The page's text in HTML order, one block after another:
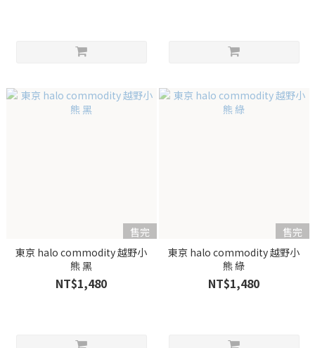
售完
東京 halo commodity 越野小
熊 黑
NT$1,480
售完
東京 halo commodity 越野小
熊 綠
NT$1,480